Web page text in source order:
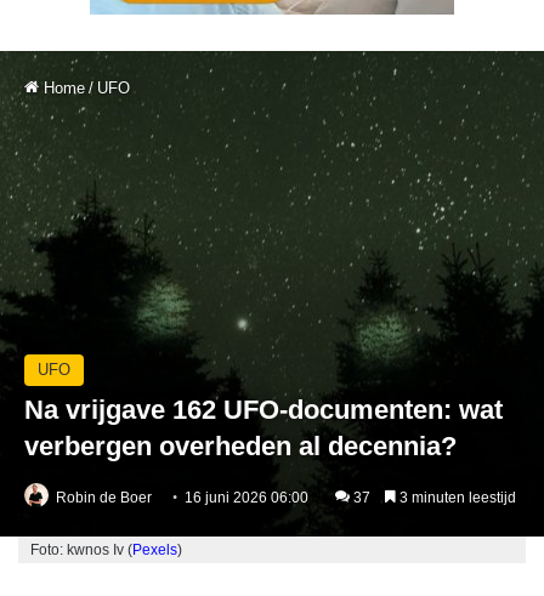
Home / UFO
UFO
Na vrijgave 162 UFO-documenten: wat
verbergen overheden al decennia?
Robin de Boer 16 juni 2026 06:00 37 3 minuten leestijd
Foto: kwnos Iv (Pexels)